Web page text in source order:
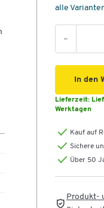
alle
-
In den
Lieferzeit:
Werktagen
Kauf auf
Sichere
Über 50
Produkt-